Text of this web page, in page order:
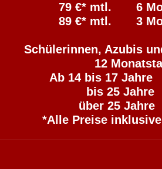
79 €* mtl. 6
89 €* mtl. 3
Schülerinnen, Azubis
12
Ab 14 bis 17 Jahre
bis 25 Jahre
über 25 Jahre
*Alle Preise